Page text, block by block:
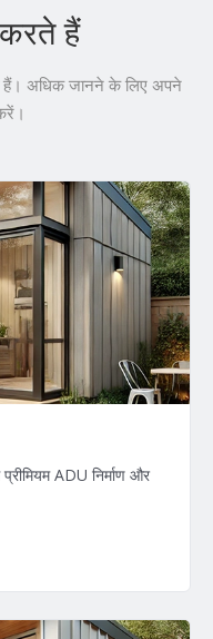
हैं
हैं। अधिक जानने के लिए अपने
ADU निर्माण और